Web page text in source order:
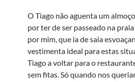
O Tiago não aguenta um
por ter de ser passeado na
por mim, que ia de saia
vestimenta ideal para estas
Tiago a voltar para o
sem fitas. Só quando nos